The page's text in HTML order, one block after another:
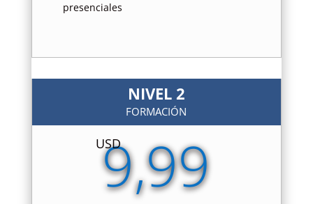
presenciales
NIVEL 2
FORMACIÓN
USD
9,99